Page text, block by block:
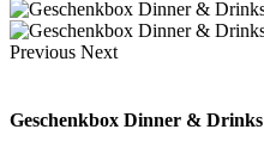
Previous Next
Geschenkbox Dinner & Drinks